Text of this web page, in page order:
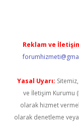
Reklam ve
Yasal Uyarı:
ve İletişim Kurumu
olarak hizmet
olarak denetleme